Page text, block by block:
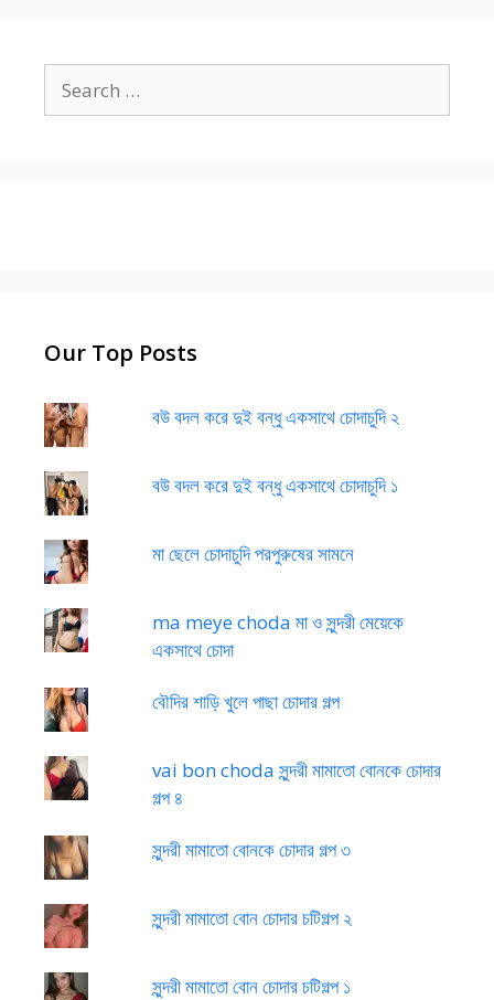
for:
Our Top Posts
বউ বদল করে দুই বন্ধু একসাথে চোদাচুদি ২
বউ বদল করে দুই বন্ধু একসাথে চোদাচুদি ১
মা ছেলে চোদাচুদি পরপুরুষের সামনে
ma meye choda মা ও সুন্দরী মেয়েকে
একসাথে চোদা
বৌদির শাড়ি খুলে পাছা চোদার গল্প
vai bon choda সুন্দরী মামাতো বোনকে চোদার
গল্প ৪
সুন্দরী মামাতো বোনকে চোদার গল্প ৩
সুন্দরী মামাতো বোন চোদার চটিগল্প ২
সুন্দরী মামাতো বোন চোদার চটিগল্প ১